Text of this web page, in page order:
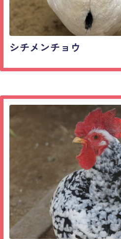
シチメンチョウ